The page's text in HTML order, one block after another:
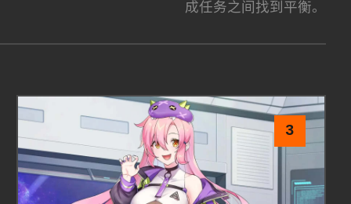
成任务之间找到平衡。
3